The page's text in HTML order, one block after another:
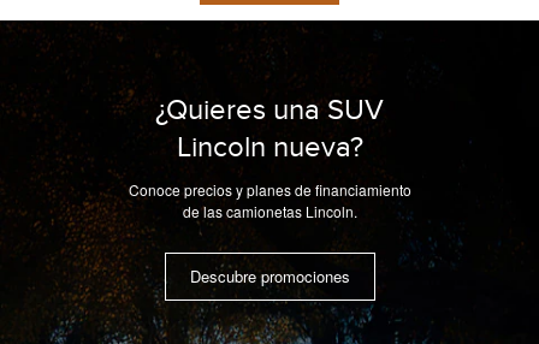
¿Quieres una SUV
Lincoln nueva?
Conoce precios y planes de financiamiento
de las camionetas Lincoln.
Descubre promociones